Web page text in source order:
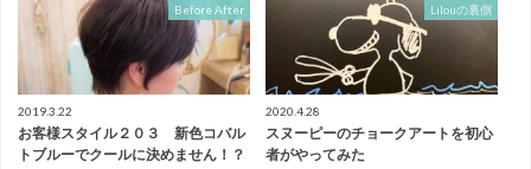
Before After
2019.3.22
お客様スタイル２０３ 新色コバル
トブルーでクールに決めません！？
Lilouの裏側
2020.4.28
スヌーピーのチョークアートを初心
者がやってみた